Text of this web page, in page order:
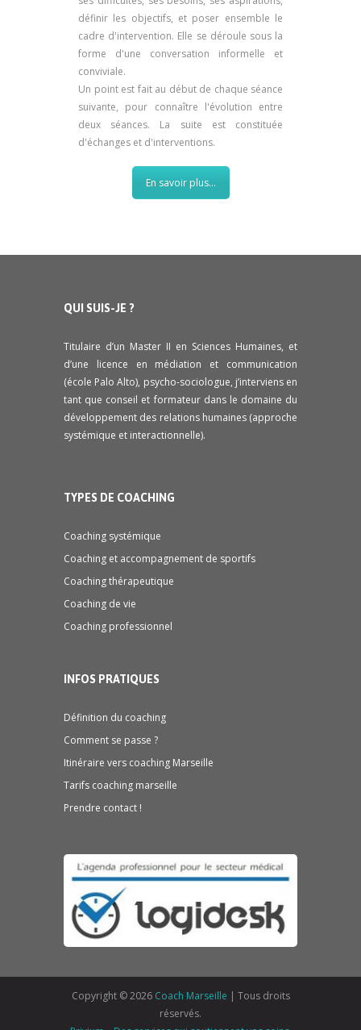
définir les objectifs, et poser ensemble le
cadre d'intervention. Elle se déroule sous la
forme d'une conversation informelle et
conviviale.
Un point est fait au début de chaque séance
suivante, pour connaître l'évolution entre
deux séances. La suite est constituée
d'échanges et d'interventions.
En savoir plus...
QUI SUIS-JE ?
Titulaire d’un Master II en Sciences Humaines, et
d’une licence en médiation et communication
(école Palo Alto), psycho-sociologue, j’interviens en
tant que conseil et formateur dans le domaine du
développement des relations humaines (approche
systémique et interactionnelle).
TYPES DE COACHING
Coaching systémique
Coaching et accompagnement de sportifs
Coaching thérapeutique
Coaching de vie
Coaching professionnel
INFOS PRATIQUES
Définition du coaching
Comment se passe ?
Itinéraire vers coaching Marseille
Tarifs coaching marseille
Prendre contact !
Copyright © 2026 Coach Marseille | Tous droits
réservés.